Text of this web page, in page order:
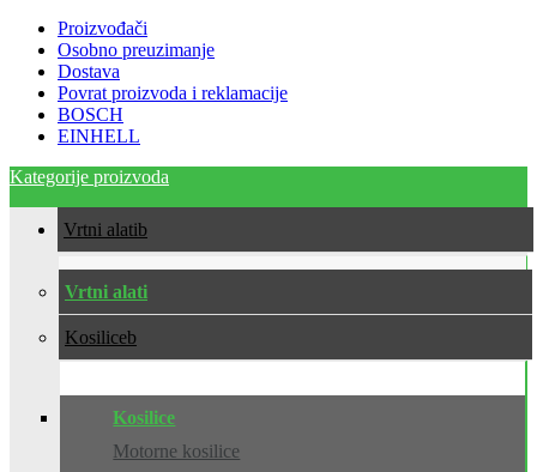
Proizvođači
Osobno preuzimanje
Dostava
Povrat proizvoda i reklamacije
BOSCH
EINHELL
Kategorije proizvoda
Vrtni alati
Vrtni alati
Kosilice
Kosilice
Motorne kosilice